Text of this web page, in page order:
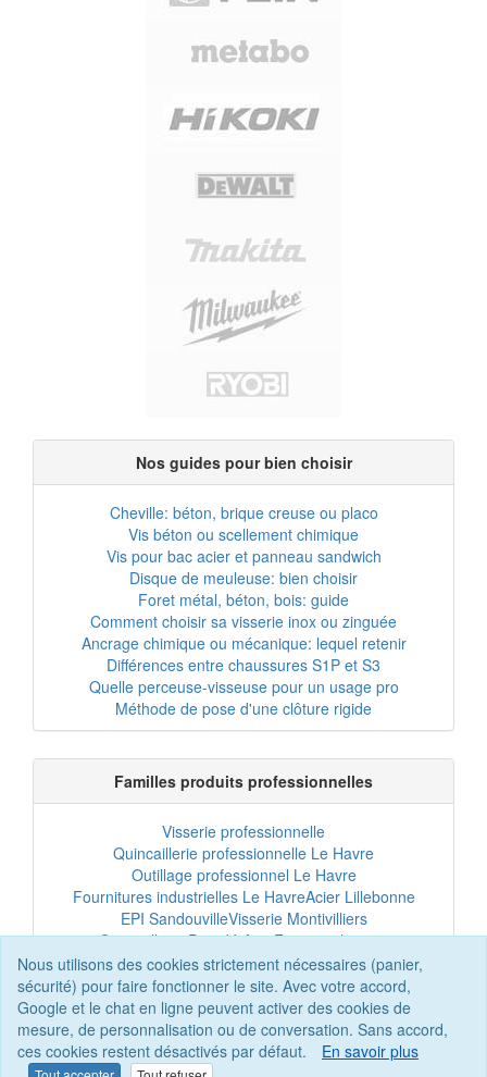
Nous utilisons des cookies strictement nécessaires (panier,
sécurité) pour faire fonctionner le site. Avec votre accord,
Google et le chat en ligne peuvent activer des cookies de
mesure, de personnalisation ou de conversation. Sans accord,
ces cookies restent désactivés par défaut.
En savoir plus
Nos guides pour bien choisir
Cheville: béton, brique creuse ou placo
Vis béton ou scellement chimique
Vis pour bac acier et panneau sandwich
Disque de meuleuse: bien choisir
Foret métal, béton, bois: guide
Comment choisir sa visserie inox ou zinguée
Ancrage chimique ou mécanique: lequel retenir
Différences entre chaussures S1P et S3
Quelle perceuse-visseuse pour un usage pro
Méthode de pose d'une clôture rigide
Familles produits professionnelles
Visserie professionnelle
Quincaillerie professionnelle Le Havre
Outillage professionnel Le Havre
Fournitures industrielles Le HavreAcier Lillebonne
EPI SandouvilleVisserie Montivilliers
Quincaillerie Port-JérômeFixation chantier
EPI professionnelOutillage maintenance
Acier professionnelTôles et bardage
Scellement chimiqueClôtures Le Havre